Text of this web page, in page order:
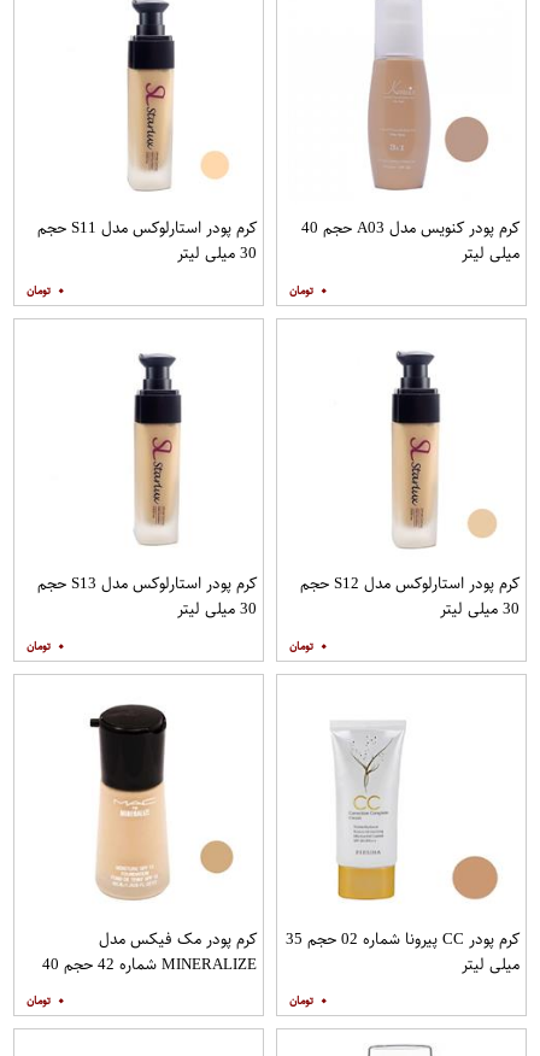
کرم پودر کنویس مدل A03 حجم 40
میلی لیتر
۰
کرم پودر استارلوکس مدل S11 حجم
30 میلی لیتر
۰
کرم پودر استارلوکس مدل S12 حجم
30 میلی لیتر
۰
کرم پودر استارلوکس مدل S13 حجم
30 میلی لیتر
۰
کرم پودر CC پیرونا شماره 02 حجم 35
میلی لیتر
۰
کرم پودر مک فیکس مدل
MINERALIZE شماره 42 حجم 40
۰